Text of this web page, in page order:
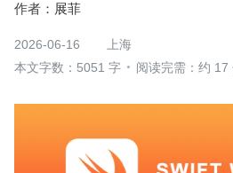
作者： 展菲
2026-06-16
上海
本文字数：5051 字
阅读完需：约 17